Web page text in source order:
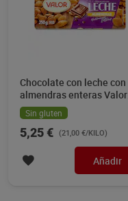
Chocolate con leche con
almendras enteras Valor
250 g
Sin gluten
5,25 € (21,00 €/KILO)
Añadir